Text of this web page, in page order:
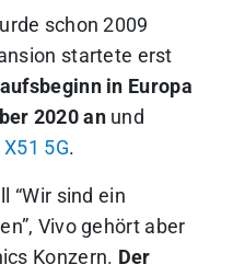
schon 2009
startete erst
in Europa
2020 anund
5G.
“Wir sind ein
Vivo gehört aber
Konzern. Der